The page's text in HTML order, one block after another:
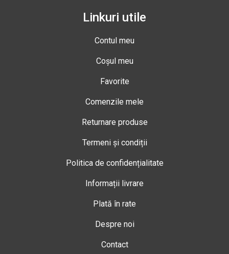
Linkuri utile
Contul meu
Coșul meu
Favorite
Comenzile mele
Returnare produse
Termeni și condiții
Politica de confidențialitate
Informații livrare
Plată în rate
Despre noi
Contact